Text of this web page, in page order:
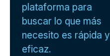
plataforma para
buscar lo que más
necesito es rápida y
eficaz.